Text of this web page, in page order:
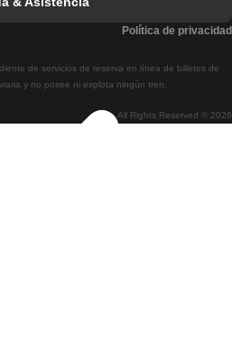
Lisboa A Braga
Braga A Lisboa All Rights Reserved © 2026
de servicios de reserva en línea de billetes de
y no posee ni explota ningún tren.
Política de privacidad